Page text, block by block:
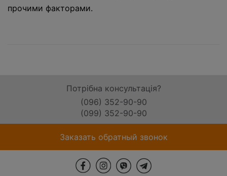
прочими факторами.
Потрібна консультація?
(096) 352-90-90
(099) 352-90-90
Заказать обратный звонок